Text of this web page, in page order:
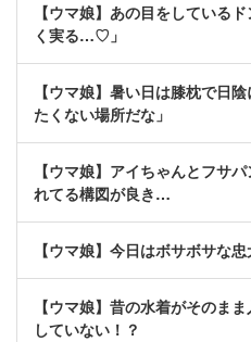
【ウマ娘】あの目をしている
く実る…♡」
【ウマ娘】暑い日は膝枕で日
たくない場所だな」
【ウマ娘】アイちゃんとフサ
れてる構図が良き…
【ウマ娘】今日はボサボサな
【ウマ娘】昔の水着がそのま
していない！？